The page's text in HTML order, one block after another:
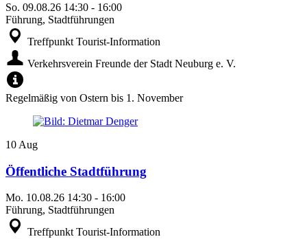
So. 09.08.26 14:30 - 16:00
Führung, Stadtführungen
Treffpunkt Tourist-Information
Verkehrsverein Freunde der Stadt Neuburg e. V.
Regelmäßig von Ostern bis 1. November
10 Aug
Öffentliche Stadtführung
Mo. 10.08.26 14:30 - 16:00
Führung, Stadtführungen
Treffpunkt Tourist-Information